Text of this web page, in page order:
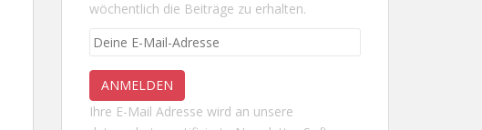
wöchentlich die Beiträge zu erhalten.
Ihre E-Mail Adresse wird an unsere